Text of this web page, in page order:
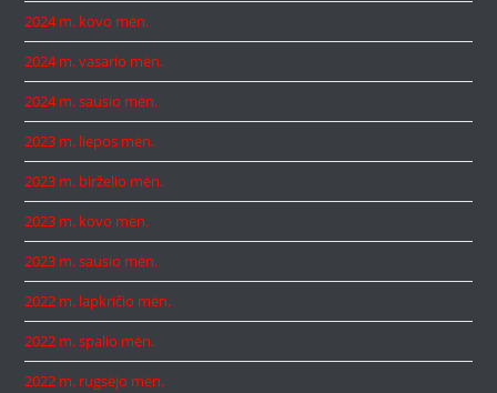
2024 m. kovo mėn.
2024 m. vasario mėn.
2024 m. sausio mėn.
2023 m. liepos mėn.
2023 m. birželio mėn.
2023 m. kovo mėn.
2023 m. sausio mėn.
2022 m. lapkričio mėn.
2022 m. spalio mėn.
2022 m. rugsėjo mėn.